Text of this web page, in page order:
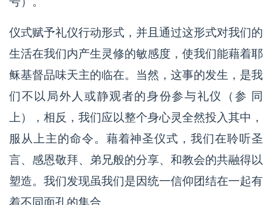
仪式赋予礼仪行动形式，并且通过这形式对我们的
生活在我们内产生灵修的敏感度，使我们能藉着耶
稣基督品味天主的临在。当然，这事的发生，是我
们不以局外人或静观者的身份参与礼仪（参 同
上），相反，我们应以整个身心灵全然投入其中，
服从上主的命令。藉着神圣仪式，我们在聆听圣
言、感恩敬拜、弟兄般的分享、和教会的共融得以
塑造。我们发现虽我们是因统一信仰团结在一起有
着不同面孔的集合。